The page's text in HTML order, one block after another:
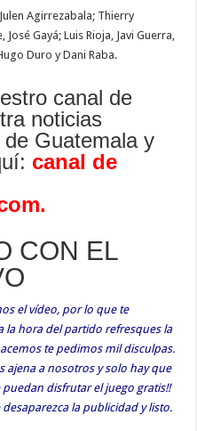
Julen Agirrezabala; Thierry
Gayá; Luis Rioja, Javi Guerra,
Duro y Dani Raba.
canal de
noticias
Guatemala y
canal de
.
CON EL
el vídeo, por lo que te
la hora del partido refresques la
te pedimos mil disculpas.
ajena a nosotros y solo hay que
disfrutar el juego gratis!!
desaparezca la publicidad y listo.